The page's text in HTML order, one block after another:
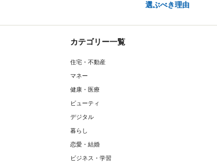
選ぶべき理由
カテゴリー一覧
住宅・不動産
マネー
健康・医療
ビューティ
デジタル
暮らし
恋愛・結婚
ビジネス・学習